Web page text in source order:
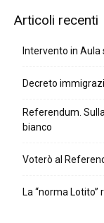
Articoli recenti
Intervento in Aula
Decreto
Referendum.
bianco
Voterò al
La “norma